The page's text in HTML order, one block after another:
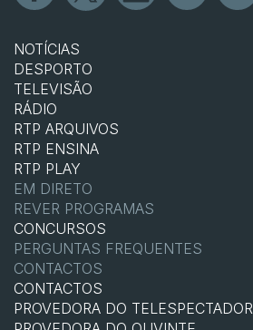
NOTÍCIAS
DESPORTO
TELEVISÃO
RÁDIO
RTP ARQUIVOS
RTP ENSINA
RTP PLAY
EM DIRETO
REVER PROGRAMAS
CONCURSOS
PERGUNTAS FREQUENTES
CONTACTOS
CONTACTOS
PROVEDORA DO TELESPECTADOR